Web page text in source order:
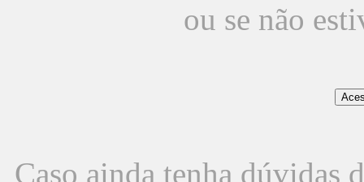
ou se não
Caso ainda tenha dúvidas